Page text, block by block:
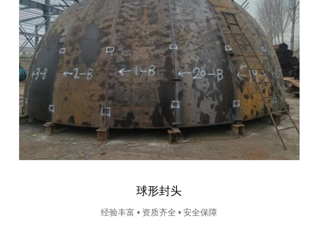
球形封头
经验丰富 • 资质齐全 • 安全保障